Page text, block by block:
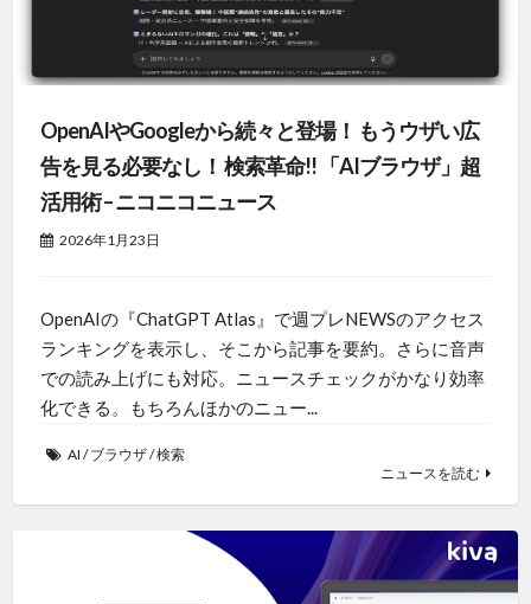
OpenAIやGoogleから続々と登場！ もうウザい広
告を見る必要なし！ 検索革命!! 「AIブラウザ」超
活用術 – ニコニコニュース
2026年1月23日
OpenAIの『ChatGPT Atlas』で週プレNEWSのアクセス
ランキングを表示し、そこから記事を要約。さらに音声
での読み上げにも対応。ニュースチェックがかなり効率
化できる。もちろんほかのニュー...
AI /ブラウザ/検索
ニュースを読む